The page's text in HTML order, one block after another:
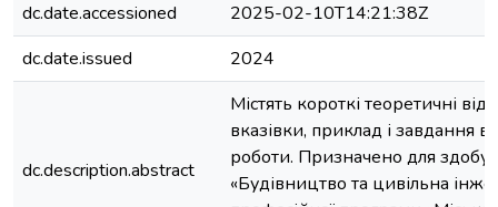
dc.date.accessioned
2025-02-10T14:21:38Z
dc.date.issued
2024
dc.description.abstract
Містять короткі теоретичні
вказівки, приклад і завдання
роботи. Призначено для
«Будівництво та цивільна